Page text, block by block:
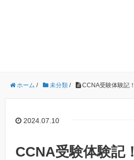
ホーム / 未分類 / CCNA受験体験記！
2024.07.10
CCNA受験体験記！